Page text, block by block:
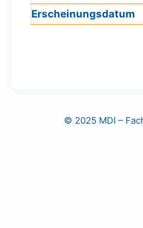
Erscheinungsdatum
© 2025 MDI –